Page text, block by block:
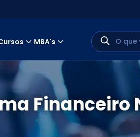
MBA's
Financeiro